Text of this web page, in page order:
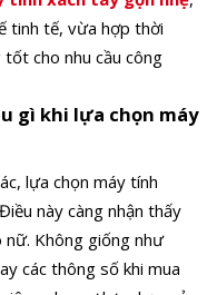
tinh tế, vừa hợp thời
cho nhu cầu công
gì khi lựa chọn máy
lựa chọn máy tính
này càng nhận thấy
nữ. Không giống như
các thông số khi mua